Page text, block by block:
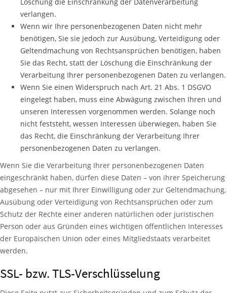
verlangen.
Wenn wir Ihre personenbezogenen Daten nicht mehr
benötigen, Sie sie jedoch zur Ausübung, Verteidigung oder
Geltendmachung von Rechtsansprüchen benötigen, haben
Sie das Recht, statt der Löschung die Einschränkung der
Verarbeitung Ihrer personenbezogenen Daten zu verlangen.
Wenn Sie einen Widerspruch nach Art. 21 Abs. 1 DSGVO
eingelegt haben, muss eine Abwägung zwischen Ihren und
unseren Interessen vorgenommen werden. Solange noch
nicht feststeht, wessen Interessen überwiegen, haben Sie
das Recht, die Einschränkung der Verarbeitung Ihrer
personenbezogenen Daten zu verlangen.
Wenn Sie die Verarbeitung Ihrer personenbezogenen Daten
eingeschränkt haben, dürfen diese Daten – von ihrer Speicherung
abgesehen – nur mit Ihrer Einwilligung oder zur Geltendmachung,
Ausübung oder Verteidigung von Rechtsansprüchen oder zum
Schutz der Rechte einer anderen natürlichen oder juristischen
Person oder aus Gründen eines wichtigen öffentlichen Interesses
der Europäischen Union oder eines Mitgliedstaats verarbeitet
werden.
SSL- bzw. TLS-Verschlüsselung